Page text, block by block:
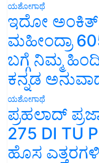
ಯಶೋಗಾಥೆ
ಇದೋ ಅಂಕಿತ್
ಮಹೀಂದ್ರಾ
ಬಗ್ಗೆ ನಿಮ್ಮ
ಕನ್ನಡ
ಯಶೋಗಾಥೆ
ಪ್ರಹಲಾದ್
275 DI TU
ಹೊಸ